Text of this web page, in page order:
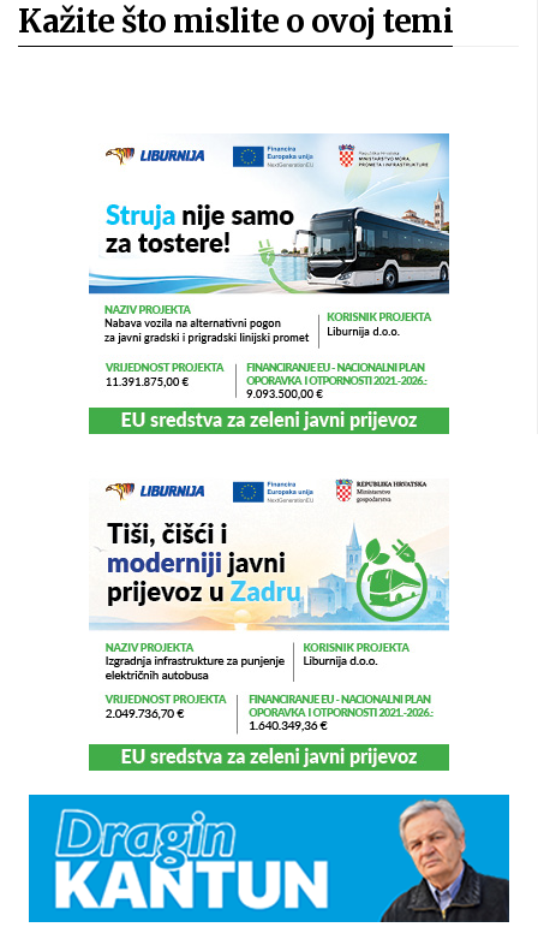
Kažite što mislite o ovoj temi